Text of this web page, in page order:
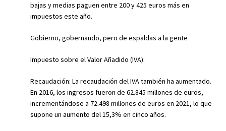
bajas y medias paguen entre 200 y 425 euros más en
impuestos este año.
Gobierno, gobernando, pero de espaldas a la gente
Impuesto sobre el Valor Añadido (IVA):
Recaudación: La recaudación del IVA también ha aumentado.
En 2016, los ingresos fueron de 62.845 millones de euros,
incrementándose a 72.498 millones de euros en 2021, lo que
supone un aumento del 15,3% en cinco años.